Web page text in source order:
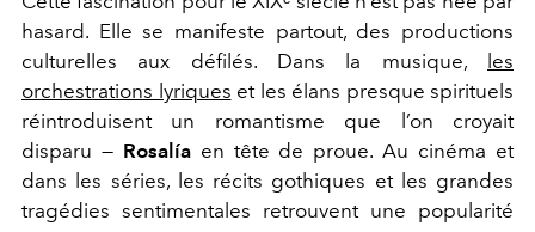
hasard. Elle se manifeste partout, des productions
culturelles aux défilés. Dans la musique,
les
orchestrations lyriques et les élans presque spirituels
réintroduisent un romantisme que l’on croyait
disparu — Rosalíaen tête de proue. Au cinéma et
dans les séries, les récits gothiques et les grandes
tragédies sentimentales retrouvent une popularité